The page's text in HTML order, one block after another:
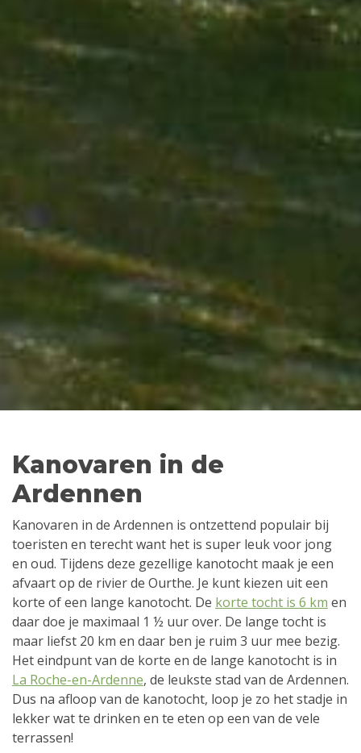
Kanovaren in de
Ardennen
Kanovaren in de Ardennen is ontzettend populair bij
toeristen en terecht want het is super leuk voor jong
en oud. Tijdens deze gezellige kanotocht maak je een
afvaart op de rivier de Ourthe. Je kunt kiezen uit een
korte of een lange kanotocht. De korte tocht is 6 km en
daar doe je maximaal 1 ½ uur over. De lange tocht is
maar liefst 20 km en daar ben je ruim 3 uur mee bezig.
Het eindpunt van de korte en de lange kanotocht is in
La Roche-en-Ardenne, de leukste stad van de Ardennen.
Dus na afloop van de kanotocht, loop je zo het stadje in
lekker wat te drinken en te eten op een van de vele
terrassen!